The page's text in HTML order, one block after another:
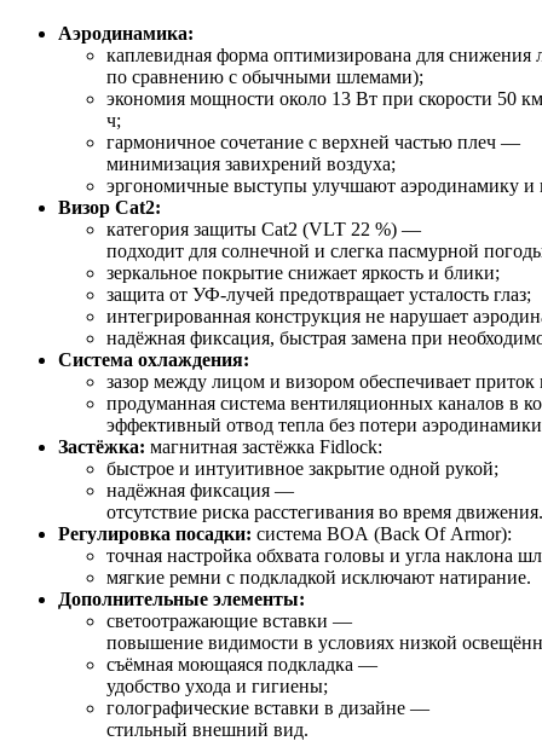
Аэродинамика:
каплевидная форма оптимизирована для снижения
по сравнению с обычными шлемами);
экономия мощности около 13 Вт при скорости 50
ч;
гармоничное сочетание с верхней частью плеч —
минимизация завихрений воздуха;
эргономичные выступы улучшают аэродинамику и
Визор Cat2:
категория защиты Cat2 (VLT 22 %) —
подходит для солнечной и слегка пасмурной
зеркальное покрытие снижает яркость и блики;
защита от УФ‑лучей предотвращает усталость глаз;
интегрированная конструкция не нарушает
надёжная фиксация, быстрая замена при
Система охлаждения:
зазор между лицом и визором обеспечивает приток
продуманная система вентиляционных каналов в
эффективный отвод тепла без потери
Застёжка: магнитная застёжка Fidlock:
быстрое и интуитивное закрытие одной рукой;
надёжная фиксация —
отсутствие риска расстегивания во время движения.
Регулировка посадки: система BOA (Back OfArmor):
точная настройка обхвата головы и угла наклона
мягкие ремни с подкладкой исключают натирание.
Дополнительные элементы:
светоотражающие вставки —
повышение видимости в условиях низкой
съёмная моющаяся подкладка —
удобство ухода и гигиены;
голографические вставки в дизайне —
стильный внешний вид.